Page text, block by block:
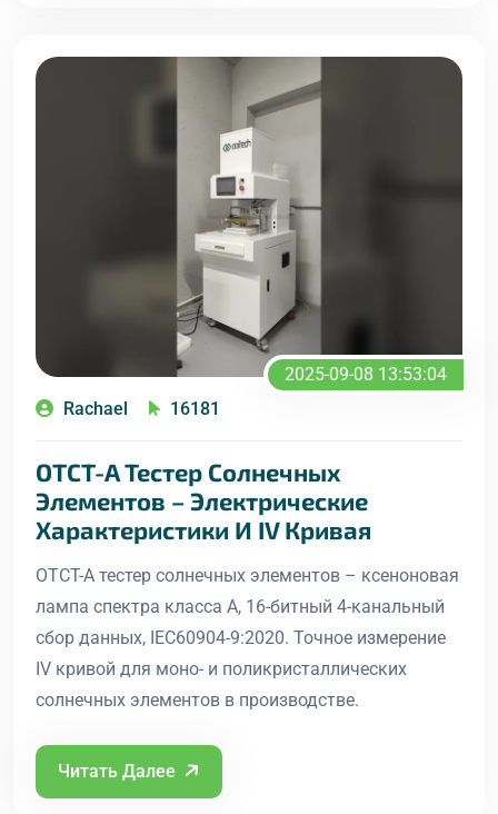
2025-09-08 13:53:04
Rachael
16181
OTCT-A Тестер Солнечных
Элементов – Электрические
Характеристики И IV Кривая
OTCT-A тестер солнечных элементов – ксеноновая
лампа спектра класса A, 16-битный 4-канальный
сбор данных, IEC60904-9:2020. Точное измерение
IV кривой для моно- и поликристаллических
солнечных элементов в производстве.
Читать Далее